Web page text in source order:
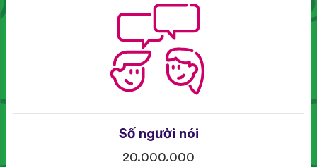
Số người nói
20.000.000